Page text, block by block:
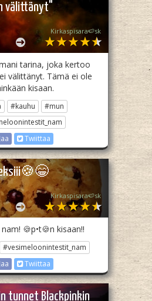
välittänyt"
Kirkaspisara🍉sk
tarina, joka kertoo
välittänyt. Tämä ei ole
kisaan.
#kauhu
#mun
Twiittaa
Kirkaspisara🍉sk
🍪p•t🍪n kisaan!!
#vesimeloonintestit_nam
Twiittaa
tunnet Blackpinkin